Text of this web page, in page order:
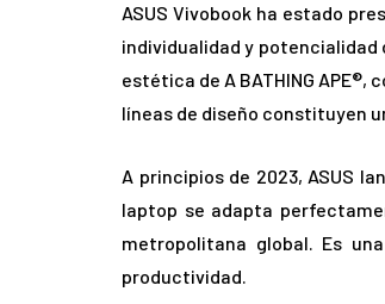
ASUS Vivobook ha estado
individualidad y potencialidad
estética de A BATHING
líneas de diseño constituyen
A principios de 2023, ASUS
laptop se adapta
metropolitana global. Es
productividad.